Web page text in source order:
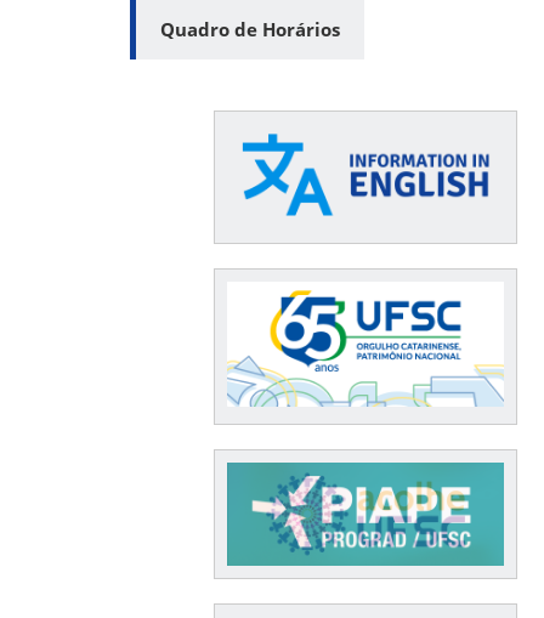
Quadro de Horários